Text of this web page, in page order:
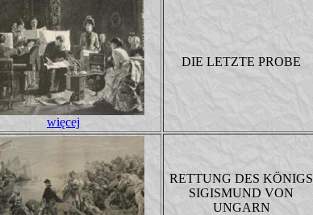
więcej
DIE LETZTE PROBE
RETTUNG DES KÖNIGS
SIGISMUND VON
UNGARN